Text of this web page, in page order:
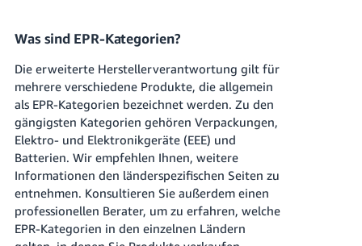
Was sind EPR-Kategorien?
Die erweiterte Herstellerverantwortung gilt für
mehrere verschiedene Produkte, die allgemein
als EPR-Kategorien bezeichnet werden. Zu den
gängigsten Kategorien gehören Verpackungen,
Elektro- und Elektronikgeräte (EEE) und
Batterien. Wir empfehlen Ihnen, weitere
Informationen den länderspezifischen Seiten zu
entnehmen. Konsultieren Sie außerdem einen
professionellen Berater, um zu erfahren, welche
EPR-Kategorien in den einzelnen Ländern